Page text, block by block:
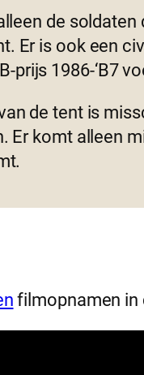
de
Er is ook een
prijs 1986-‘B7
de tent is
Er komt alleen
filmopnamen in